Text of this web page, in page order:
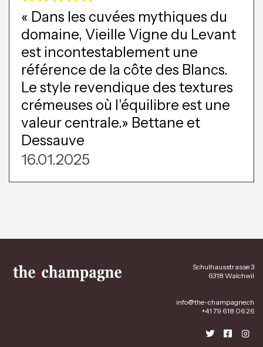
« Dans les cuvées mythiques du
domaine, Vieille Vigne du Levant
est incontestablement une
référence de la côte des Blancs.
Le style revendique des textures
crémeuses où l'équilibre est une
valeur centrale.» Bettane et
Dessauve
16.01.2025
Schulhausstrasse 3
6318 Walchwil
info@the-champagne.ch
+41 79 618 06 26